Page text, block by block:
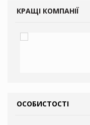
КРАЩІ КОМПАНІЇ
ОСОБИСТОСТІ